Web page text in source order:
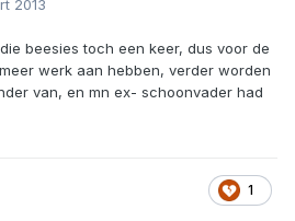
2013
beesies toch een keer, dus voor de
werk aan hebben, verder worden
van, en mn ex- schoonvader had
1